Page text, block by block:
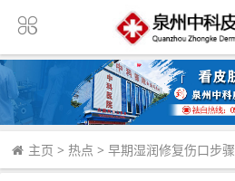
主页 > 热点 > 早期湿润修复伤口步骤